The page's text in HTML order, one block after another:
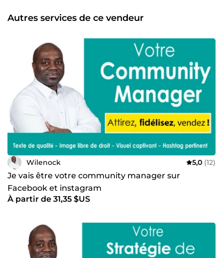
Autres services de ce vendeur
Wilenock 5,0 (12)
Je vais être votre community manager sur
Facebook et instagram
À partir de 31,35 $US